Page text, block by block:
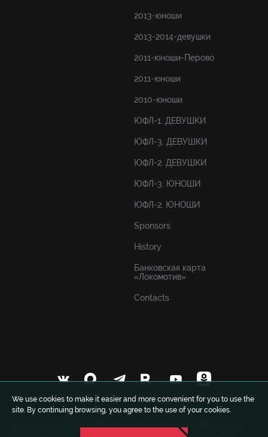
We use cookies to make it easier and more convenient for you to use the
site. By continuing browsing, you agree to the use of your cookies.
2013-юноши
2013-2014-девушки
2011-юноши-Перово
2011-юноши
2010-юноши
ЮФЛ-1. ДЕВУШКИ
ЮФЛ-3. ДЕВУШКИ
ЮФЛ-2. ДЕВУШКИ
ЮФЛ-3. ЮНОШИ
ЮФЛ-2. ЮНОШИ
Sponsors
History
Банковская карта
«Локомотив»
Contacts
© 1999-2022 FCLM.RU Football club Lokomotiv Moscow. In